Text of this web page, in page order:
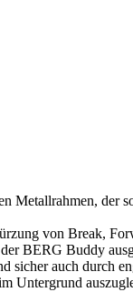
der
von Break,
BERG Buddy
auch durch
Untergrund